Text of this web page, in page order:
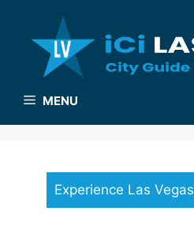
contenu
MENU
Experience Las Vegas